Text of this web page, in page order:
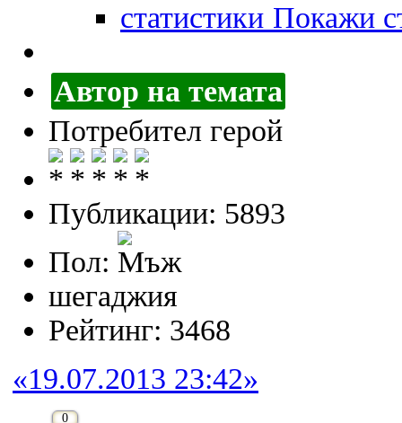
Покажи
Автор на темата
Потребител герой
Публикации: 5893
Пол:
шегаджия
Рейтинг: 3468
«19.07.2013 23:42»
0